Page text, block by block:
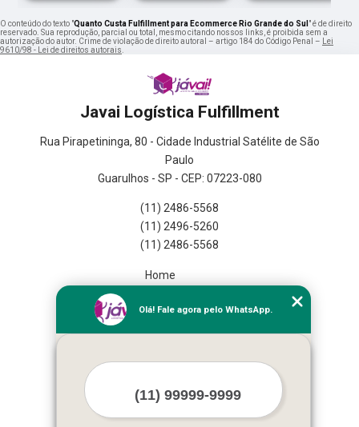
O conteúdo do texto "Quanto Custa Fulfillment para Ecommerce Rio Grande do Sul " é de direito
reservado. Sua reprodução, parcial ou total, mesmo citando nossos links, é proibida sem a
autorização do autor. Crime de violação de direito autoral – artigo 184 do Código Penal – Lei
9610/98 - Lei de direitos autorais.
Javai Logística Fulfillment
Rua Pirapetininga, 80 - Cidade Industrial Satélite de São
Paulo
Guarulhos - SP - CEP: 07223-080
(11) 2486-5568
(11) 2496-5260
(11) 2486-5568
Home
Missão
Serviços
Olá! Fale agora pelo WhatsApp.